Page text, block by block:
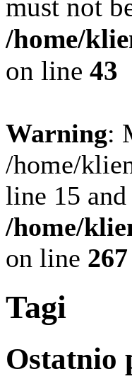
must not
/home/
on line 43
Warning:
/home/
line 15
/home/
on line 267
Tagi
Ostatnio